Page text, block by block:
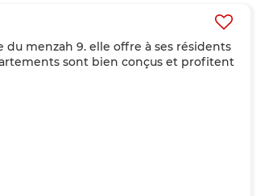
du menzah 9. elle offre à ses résidents
sont bien conçus et profitent